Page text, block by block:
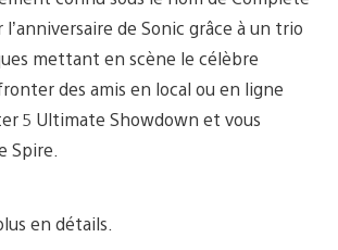
de Sonic grâce à un trio
mettant en scène le célèbre
des amis en local ou en ligne
5 Ultimate Showdown et vous
Spire.
en détails.